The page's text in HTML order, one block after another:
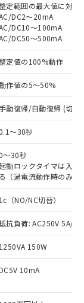
定範囲の最大値に対し
DC2～20mA
DC10～100mA
DC50～500mA
定値の100%動作
作値の5～50%
手動復帰/自動復帰 (切替)
～30秒
～30秒
動ロックタイマは入力
る（過電流動作時のみ有
1c（NO/NC切替）
抗負荷: AC250V 5A/
1250VA 150W
10mA
質）の
品で